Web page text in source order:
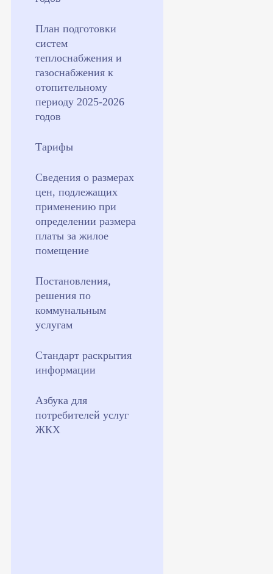
План подготовки
систем
теплоснабжения и
газоснабжения к
отопительному
периоду 2025-2026
годов
Тарифы
Сведения о размерах
цен, подлежащих
применению при
определении размера
платы за жилое
помещение
Постановления,
решения по
коммунальным
услугам
Стандарт раскрытия
информации
Азбука для
потребителей услуг
ЖКХ